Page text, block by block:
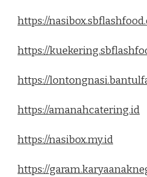
https://
https://
https://
https://amanahcatering.id
https://nasibox.my.id
https://